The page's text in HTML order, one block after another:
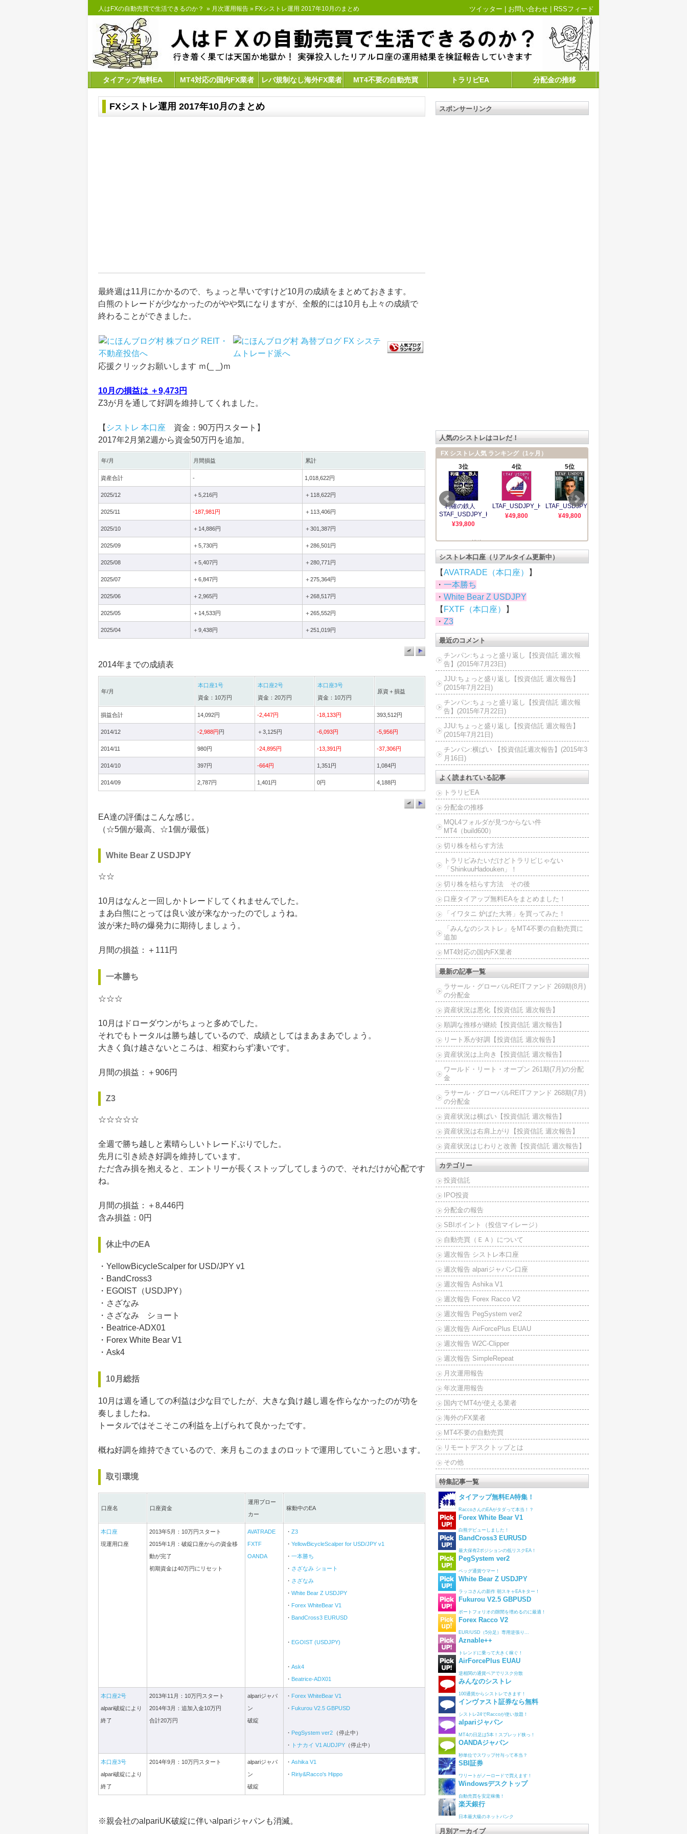
人はFXの自動売買で生活できるのか？ » 月次運用報告 » FXシストレ運用 2017年10月のまとめ ツイッター お問い合わせ RSSフィード
タイアップ無料EA MT4対応の国内FX業者 レバ規制なし海外FX業者 MT4不要の自動売買 トラリピEA 分配金の推移
FXシストレ運用 2017年10月のまとめ
最終週は11月にかかるので、ちょっと早いですけど10月の成績をまとめておきます。
白熊のトレードが少なかったのがやや気になりますが、全般的には10月も上々の成績で
終わることができました。
応援クリックお願いします ｍ(_ _)ｍ
10月の損益は ＋9,473円
Z3が月を通して好調を維持してくれました。
【 シストレ 本口座 資金：90万円スタート】
2017年2月第2週から資金50万円を追加。
年/月 月間損益 累計
資産合計 - 1,018,622円
2025/12 ＋5,216円 ＋118,622円
2025/11 -187,981円 ＋113,406円
2025/10 ＋14,886円 ＋301,387円
2025/09 ＋5,730円 ＋286,501円
2025/08 ＋5,407円 ＋280,771円
2025/07 ＋6,847円 ＋275,364円
2025/06 ＋2,965円 ＋268,517円
2025/05 ＋14,533円 ＋265,552円
2025/04 ＋9,438円 ＋251,019円
2014年までの成績表
年/月
本口座1号
資金：10万円
本口座2号
資金：20万円
本口座3号
資金：10万円
原資＋損益
損益合計 14,092円 -2,447円 -18,133円 393,512円
2014/12 -2,988円円 ＋3,125円 -6,093円 -5,956円
2014/11 980円 -24,895円 -13,391円 -37,306円
2014/10 397円 -664円 1,351円 1,084円
2014/09 2,787円 1,401円 0円 4,188円
EA達の評価はこんな感じ。
（☆5個が最高、☆1個が最低）
White Bear Z USDJPY
☆☆
10月はなんと一回しかトレードしてくれませんでした。
まあ白熊にとっては良い波が来なかったのでしょうね。
波が来た時の爆発力に期待しましょう。
月間の損益：＋111円
一本勝ち
☆☆☆
10月はドローダウンがちょっと多めでした。
それでもトータルは勝ち越しているので、成績としてはまあまあでしょう。
大きく負け越さないところは、相変わらず凄いです。
月間の損益：＋906円
Z3
☆☆☆☆☆
全週で勝ち越しと素晴らしいトレードぶりでした。
先月に引き続き好調を維持しています。
ただ含み損を抱えると、エントリーが長くストップしてしまうので、それだけが心配です
ね。
月間の損益：＋8,446円
含み損益：0円
休止中のEA
・YellowBicycleScalper for USD/JPY v1
・BandCross3
・EGOIST（USDJPY）
・さざなみ
・さざなみ ショート
・Beatrice-ADX01
・Forex White Bear V1
・Ask4
10月総括
10月は週を通しての利益は少な目でしたが、大きな負け越し週を作らなかったのが功を
奏しましたね。
トータルではそこそこの利益を上げられて良かったです。
概ね好調を維持できているので、来月もこのままのロットで運用していこうと思います。
取引環境
口座名 口座資金
運用ブロー
カー
稼動中のEA
本口座
現運用口座
2013年5月：10万円スタート
2015年1月：破綻口座からの資金移
動が完了
初期資金は40万円にリセット
AVATRADE
FXTF
OANDA
・ Z3
・ YellowBicycleScalper for USD/JPY v1
・ 一本勝ち
・ さざなみ ショート
・ さざなみ
・ White Bear Z USDJPY
・ Forex WhiteBear V1
・ BandCross3 EURUSD
・ EGOIST (USDJPY)
・ Ask4
・ Beatrice-ADX01
本口座2号
alpari破綻により
終了
2013年11月：10万円スタート
2014年3月：追加入金10万円
合計20万円
alpariジャパ
ン
破綻
・ Forex WhiteBear V1
・ Fukurou V2.5 GBPUSD
・ PegSystem ver2 （停止中）
・
トナカイ V1 AUDJPY （停止中）
本口座3号
alpari破綻により
終了
2014年9月：10万円スタート
alpariジャパ
ン
破綻
・ Ashika V1
・ Ririy&Racco's Hippo
※親会社のalpariUK破綻に伴いalpariジャパンも消滅。
スポンサーリンク
人気のシストレはコレだ！
シストレ本口座（リアルタイム更新中）
【AVATRADE（本口座）
】
・ 一本勝ち
・ White Bear Z USDJPY
【 FXTF（本口座）
】
・ Z3
最近のコメント
チンパン:ちょっと盛り返し【投資信託 週次報
告】(2015年7月23日)
JJU:ちょっと盛り返し【投資信託 週次報告】
(2015年7月22日)
チンパン:ちょっと盛り返し【投資信託 週次報
告】(2015年7月22日)
JJU:ちょっと盛り返し【投資信託 週次報告】
(2015年7月21日)
チンパン:横ばい 【投資信託週次報告】(2015年3
月16日)
よく読まれている記事
トラリピEA
分配金の推移
MQL4フォルダが見つからない件
MT4（build600）
切り株を枯らす方法
トラリピみたいだけどトラリピじゃない
「ShinkuuHadouken」！
切り株を枯らす方法 その後
口座タイアップ無料EAをまとめました！
「イワタニ 炉ばた大将」を買ってみた！
「みんなのシストレ」をMT4不要の自動売買に
追加
MT4対応の国内FX業者
最新の記事一覧
ラサール・グローバルREITファンド 269期(8月)
の分配金
資産状況は悪化【投資信託 週次報告】
順調な推移が継続【投資信託 週次報告】
リート系が好調【投資信託 週次報告】
資産状況は上向き【投資信託 週次報告】
ワールド・リート・オープン 261期(7月)の分配
金
ラサール・グローバルREITファンド 268期(7月)
の分配金
資産状況は横ばい【投資信託 週次報告】
資産状況は右肩上がり【投資信託 週次報告】
資産状況はじわりと改善【投資信託 週次報告】
カテゴリー
投資信託
IPO投資
分配金の報告
SBIポイント（投信マイレージ）
自動売買（ＥＡ）について
週次報告 シストレ本口座
週次報告 alpariジャパン口座
週次報告 Ashika V1
週次報告 Forex Racco V2
週次報告 PegSystem ver2
週次報告 AirForcePlus EUAU
週次報告 W2C-Clipper
週次報告 SimpleRepeat
月次運用報告
年次運用報告
国内でMT4が使える業者
海外のFX業者
MT4不要の自動売買
リモートデスクトップとは
その他
特集記事一覧
タイアップ無料EA特集！
RaccoさんのEAがタダって本当！？
Forex White Bear V1
白熊デビューしました！
BandCross3 EURUSD
最大保有2ポジションの低リスクEA！
PegSystem ver2
ペッグ通貨ウマー！
White Bear Z USDJPY
ラッコさんの新作 朝スキャEAキター！
Fukurou V2.5 GBPUSD
ポートフォリオの隙間を埋めるのに最適！
Forex Racco V2
EUR/USD（5分足）専用逆張り...
Aznable++
トレンドに乗って大きく稼ぐ！
AirForcePlus EUAU
逆相関の通貨ペアでリスク分散
みんなのシストレ
100通貨からシストレできます！
インヴァスト証券なら無料
シストレ24でRaccoが使い放題！
alpariジャパン
MT4の日足は5本！スプレッド狭っ！
OANDAジャパン
秒単位でスワップ付与って本当？
SBI証券
ワリートがノーロードで買えます！
Windowsデスクトップ
自動売買を安定稼働！
楽天銀行
日本最大級のネットバンク
月別アーカイブ